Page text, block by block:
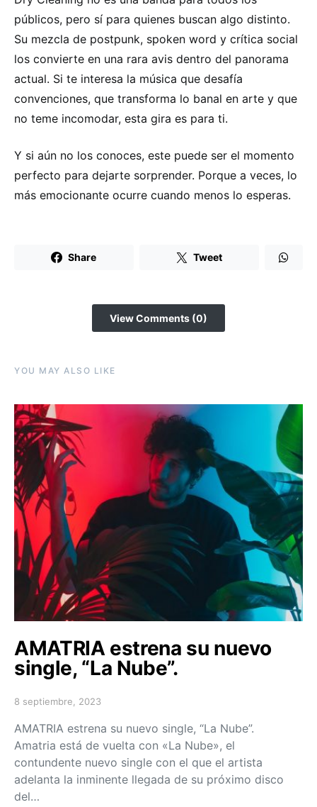
públicos, pero sí para quienes buscan algo distinto.
Su mezcla de postpunk, spoken word y crítica social
los convierte en una rara avis dentro del panorama
actual. Si te interesa la música que desafía
convenciones, que transforma lo banal en arte y que
no teme incomodar, esta gira es para ti.
Y si aún no los conoces, este puede ser el momento
perfecto para dejarte sorprender. Porque a veces, lo
más emocionante ocurre cuando menos lo esperas.
Share Tweet
View Comments (0)
YOU MAY ALSO LIKE
AMATRIA estrena su nuevo
single, “La Nube”.
Posted on
8 septiembre, 2023
AMATRIA estrena su nuevo single, “La Nube”.
Amatria está de vuelta con «La Nube», el
contundente nuevo single con el que el artista
adelanta la inminente llegada de su próximo disco
del…